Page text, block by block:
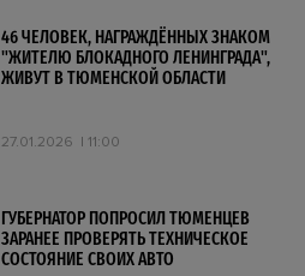
46 ЧЕЛОВЕК, НАГРАЖДЁННЫХ ЗНАКОМ
"ЖИТЕЛЮ БЛОКАДНОГО ЛЕНИНГРАДА",
ЖИВУТ В ТЮМЕНСКОЙ ОБЛАСТИ
27.01.2026 11:00
ГУБЕРНАТОР ПОПРОСИЛ ТЮМЕНЦЕВ
ЗАРАНЕЕ ПРОВЕРЯТЬ ТЕХНИЧЕСКОЕ
СОСТОЯНИЕ СВОИХ АВТО